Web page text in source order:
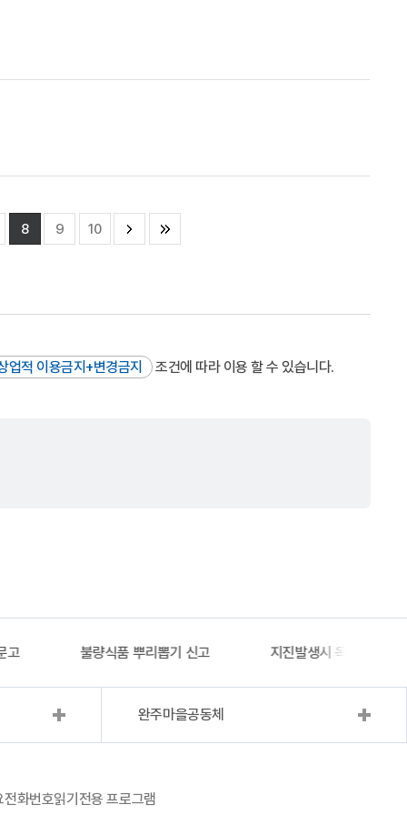
8 9 10
업적 이용금지+변경금지 조건에 따라 이용 할 수 있습니다.
고 불량식품 뿌리뽑기 신고 지진발생시 옥외대피소
완주마을공동체
전화번호읽기전용 프로그램